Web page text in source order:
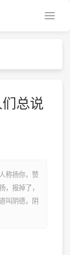
总说
称扬你，赞
，报掉了，
叫阴德，阴